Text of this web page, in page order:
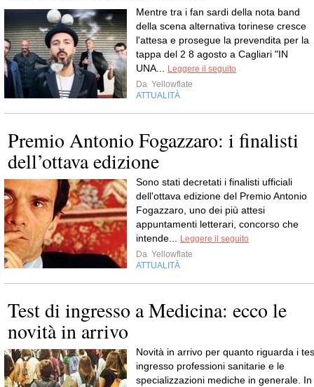
Mentre tra i fan sardi della nota band
della scena alternativa torinese cresce
l'attesa e prosegue la prevendita per la
tappa del 2 8 agosto a Cagliari "IN
UNA... Leggere il seguito
Da Yellowflate
ATTUALITÀ
Premio Antonio Fogazzaro: i finalisti
dell’ottava edizione
Sono stati decretati i finalisti ufficiali
dell'ottava edizione del Premio Antonio
Fogazzaro, uno dei più attesi
appuntamenti letterari, concorso che
intende... Leggere il seguito
Da Yellowflate
ATTUALITÀ
Test di ingresso a Medicina: ecco le
novità in arrivo
Novità in arrivo per quanto riguarda i
ingresso professioni sanitarie e le
specializzazioni mediche in generale. In